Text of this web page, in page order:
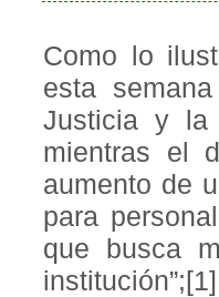
Como lo
esta
Justicia y la
mientras el
aumento de
para
que busca